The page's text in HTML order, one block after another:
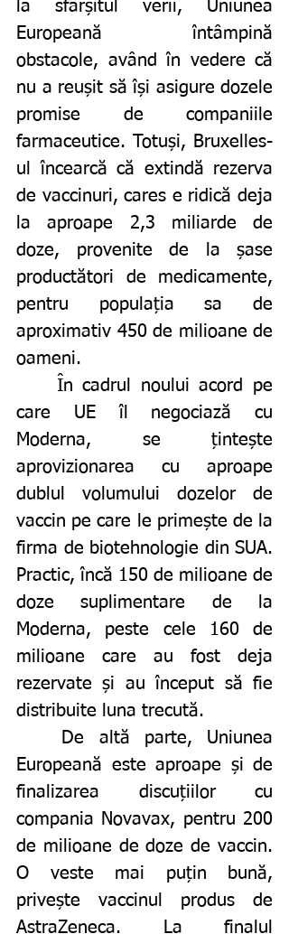
la sfârșitul verii, Uniunea
Europeană întâmpină
obstacole, având în vedere că
nu a reușit să își asigure dozele
promise de companiile
farmaceutice. Totuși, Bruxelles-
ul încearcă că extindă rezerva
de vaccinuri, cares e ridică deja
la aproape 2,3 miliarde de
doze, provenite de la șase
productători de medicamente,
pentru populația sa de
aproximativ 450 de milioane de
oameni.
care UE îl negociază cu
Moderna, se țintește
aprovizionarea cu aproape
dublul volumului dozelor de
vaccin pe care le primește de la
firma de biotehnologie din SUA.
Practic, încă 150 de milioane de
doze suplimentare de la
Moderna, peste cele 160 de
milioane care au fost deja
rezervate și au început să fie
distribuite luna trecută.
Europeană este aproape și de
finalizarea discuțiilor cu
compania Novavax, pentru 200
de milioane de doze de vaccin.
O veste mai puțin bună,
privește vaccinul produs de
AstraZeneca. La finalul